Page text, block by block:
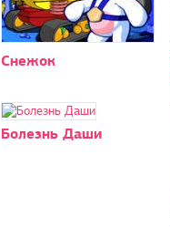
Снежок
Болезнь Даши